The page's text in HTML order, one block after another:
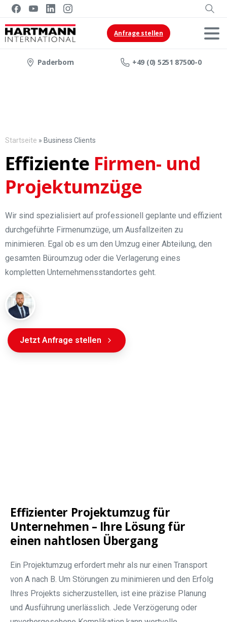
Anfrage stellen
Paderborn +49 (0) 5251 87500-0
Startseite » Business Clients
Effiziente Firmen- und
Projektumzüge
Wir sind spezialisiert auf professionell geplante und effizient
durchgeführte Firmenumzüge, um Ausfallzeiten zu
minimieren. Egal ob es um den Umzug einer Abteilung, den
gesamten Büroumzug oder die Verlagerung eines
kompletten Unternehmensstandortes geht.
Jetzt Anfrage stellen
Effizienter Projektumzug für
Unternehmen – Ihre Lösung für
einen nahtlosen Übergang
Ein Projektumzug erfordert mehr als nur einen Transport
von A nach B. Um Störungen zu minimieren und den Erfolg
Ihres Projekts sicherzustellen, ist eine präzise Planung
und Ausführung unerlässlich. Jede Verzögerung oder